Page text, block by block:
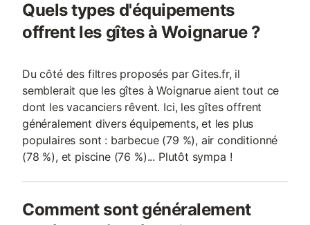
Quels types d'équipements
offrent les gîtes à Woignarue ?
Du côté des filtres proposés par Gites.fr, il
semblerait que les gîtes à Woignarue aient tout ce
dont les vacanciers rêvent. Ici, les gîtes offrent
généralement divers équipements, et les plus
populaires sont : barbecue (79 %), air conditionné
(78 %), et piscine (76 %)... Plutôt sympa !
Comment sont généralement